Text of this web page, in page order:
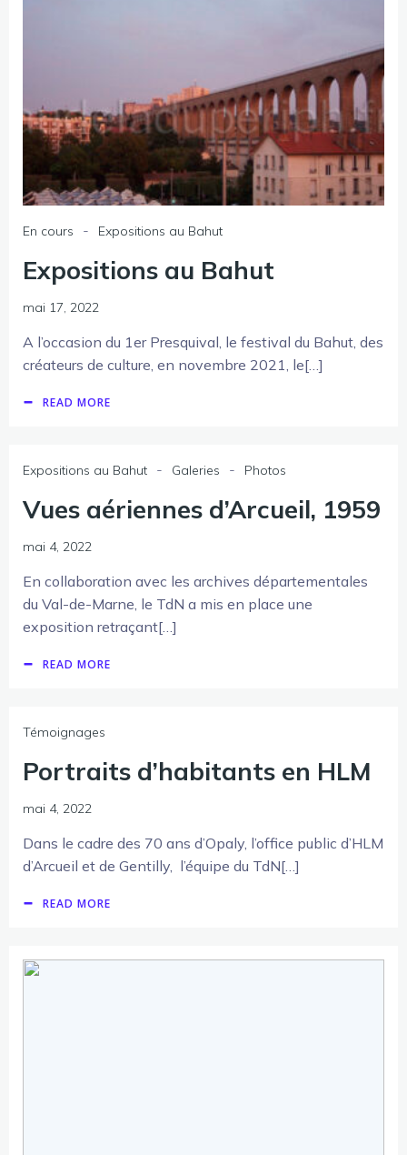
En cours - Expositions au Bahut
Expositions au Bahut
mai 17, 2022
A l’occasion du 1er Presquival, le festival du Bahut, des
créateurs de culture, en novembre 2021, le[…]
READ MORE
Expositions au Bahut - Galeries - Photos
Vues aériennes d’Arcueil, 1959
mai 4, 2022
En collaboration avec les archives départementales
du Val-de-Marne, le TdN a mis en place une
exposition retraçant[…]
READ MORE
Témoignages
Portraits d’habitants en HLM
mai 4, 2022
Dans le cadre des 70 ans d’Opaly, l’office public d’HLM
d’Arcueil et de Gentilly, l’équipe du TdN[…]
READ MORE